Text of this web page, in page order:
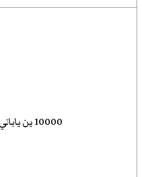
10000 ين ياباني القديمة (الوجه)